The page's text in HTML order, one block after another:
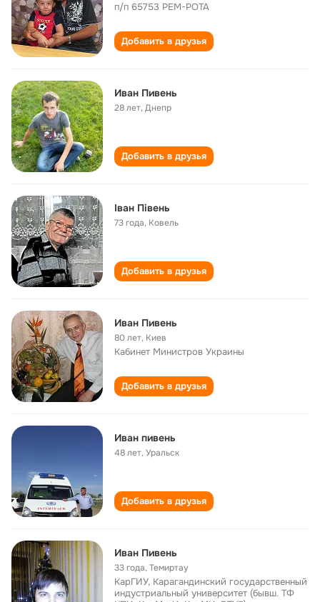
п/п 65753 РЕМ-РОТА
Добавить в друзья
Иван Пивень
28 лет,Днепр
Добавить в друзья
Іван Півень
73 года, Ковель
Добавить в друзья
Иван Пивень
80 лет, Киев
Кабинет Министров Украины
Добавить в друзья
Иван пивень
48 лет,Уральск
Добавить в друзья
Иван Пивень
33 года,Темиртау
КарГИУ, Карагандинский государственный
индустриальный университет (бывш. ТФ